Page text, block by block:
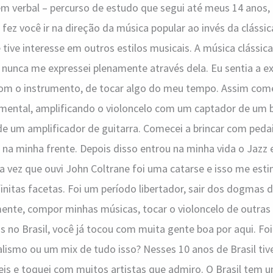
verbal – percurso de estudo que segui até meus 14
você ir na direção da música popular ao invés da
interesse em outros estilos musicais. A música
me expressei plenamente através dela. Eu sentia a
o instrumento, de tocar algo do meu tempo. Assim
amplificando o violoncelo com um captador de um
um amplificador de guitarra. Comecei a brincar com
minha frente. Depois disso entrou na minha vida o Jazz
vez que ouvi John Coltrane foi uma catarse e isso me
facetas. Foi um período libertador, sair dos dogmas
compor minhas músicas, tocar o violoncelo de
no Brasil, você já tocou com muita gente boa por aqui.
ou um mix de tudo isso? Nesses 10 anos de Brasil
e toquei com muitos artistas que admiro. O Brasil tem